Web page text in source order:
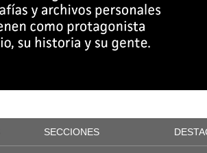
SECCIONES